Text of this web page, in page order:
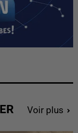
Voir plus